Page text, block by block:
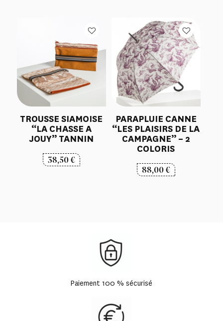
TROUSSE SIAMOISE
“LA CHASSE A
JOUY” TANNIN
38,50€
PARAPLUIE CANNE
“LES PLAISIRS DE LA
CAMPAGNE” – 2
COLORIS
88,00€
Paiement 100 % sécurisé